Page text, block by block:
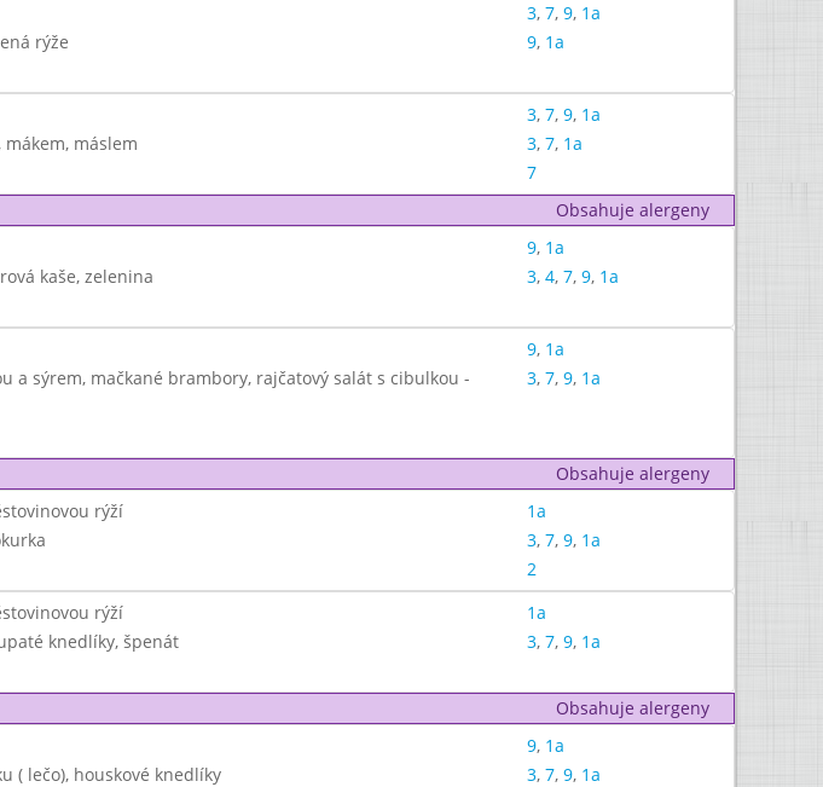
3, 7, 9, 1a
rýže 9, 1a
3, 7, 9, 1a
máslem 3, 7, 1a
7
Obsahuje alergeny
9, 1a
kaše, zelenina 3, 4, 7, 9, 1a
9, 1a
a sýrem, mačkané brambory, rajčatový salát s cibulkou -
3, 7, 9, 1a
Obsahuje alergeny
rýží
1a
3, 7, 9, 1a
2
rýží
1a
knedlíky, špenát 3, 7, 9, 1a
Obsahuje alergeny
9, 1a
( lečo), houskové knedlíky 3, 7, 9, 1a